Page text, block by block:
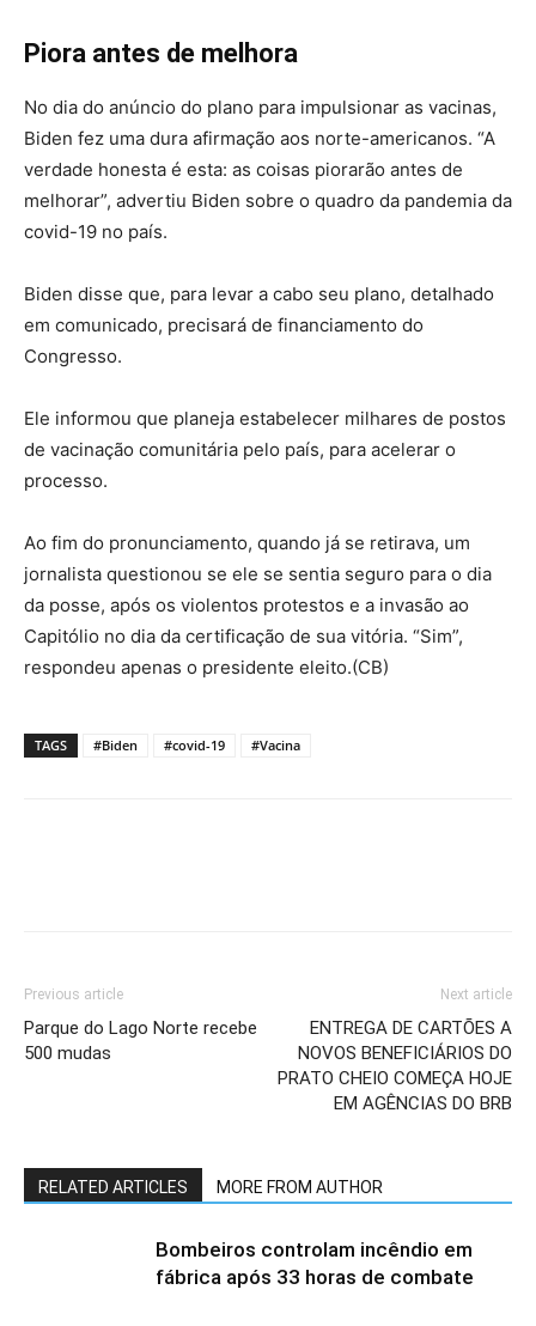
Piora antes de melhora
No dia do anúncio do plano para impulsionar as vacinas,
Biden fez uma dura afirmação aos norte-americanos. “A
verdade honesta é esta: as coisas piorarão antes de
melhorar”, advertiu Biden sobre o quadro da pandemia da
covid-19 no país.
Biden disse que, para levar a cabo seu plano, detalhado
em comunicado, precisará de financiamento do
Congresso.
Ele informou que planeja estabelecer milhares de postos
de vacinação comunitária pelo país, para acelerar o
processo.
Ao fim do pronunciamento, quando já se retirava, um
jornalista questionou se ele se sentia seguro para o dia
da posse, após os violentos protestos e a invasão ao
Capitólio no dia da certificação de sua vitória. “Sim”,
respondeu apenas o presidente eleito.(CB)
TAGS #Biden #covid-19 #Vacina
Previous article
Parque do Lago Norte recebe
500 mudas
Next article
ENTREGA DE CARTÕES A
NOVOS BENEFICIÁRIOS DO
PRATO CHEIO COMEÇA HOJE
EM AGÊNCIAS DO BRB
RELATED ARTICLES MORE FROM AUTHOR
Bombeiros controlam incêndio em
fábrica após 33 horas de combate